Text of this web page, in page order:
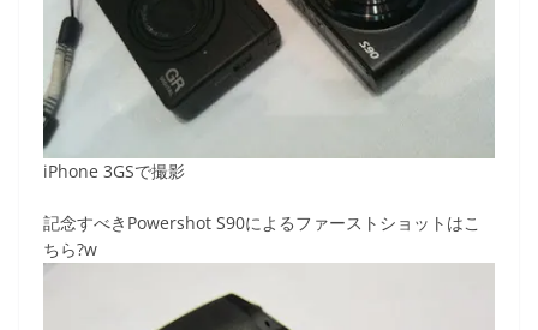
iPhone 3GSで撮影
記念すべきPowershot S90によるファーストショットはこ
ちら?w